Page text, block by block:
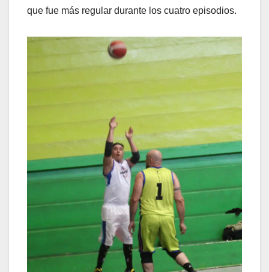
que fue más regular durante los cuatro episodios.